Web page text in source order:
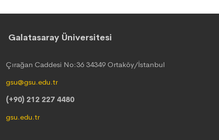
Galatasaray Üniversitesi
Çırağan Caddesi No:36 34349 Ortaköy/İstanbul
gsu@gsu.edu.tr
(+90) 212 227 4480
gsu.edu.tr